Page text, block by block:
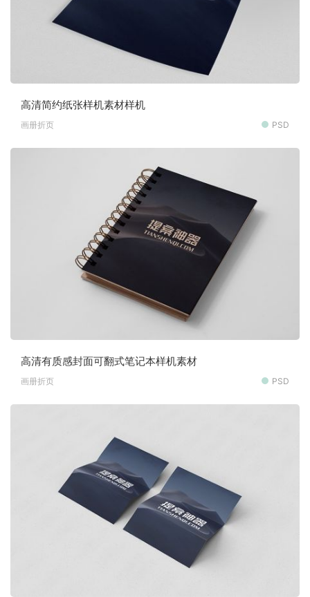
高清简约纸张样机素材样机
画册折页 PSD
高清有质感封面可翻式笔记本样机素材
画册折页 PSD